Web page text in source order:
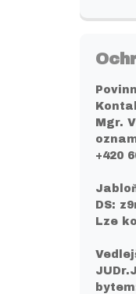
Mgr.
+420
DS:
Lze